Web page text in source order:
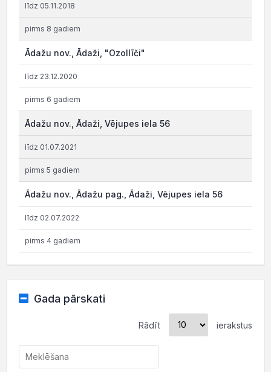
līdz 05.11.2018
pirms 8 gadiem
Ādažu nov., Ādaži, "Ozollīči"
līdz 23.12.2020
pirms 6 gadiem
Ādažu nov., Ādaži, Vējupes iela 56
līdz 01.07.2021
pirms 5 gadiem
Ādažu nov., Ādažu pag., Ādaži, Vējupes iela 56
līdz 02.07.2022
pirms 4 gadiem
Gada pārskati
Rādīt ierakstus